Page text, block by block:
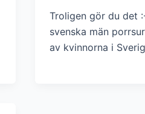
Troligen gör du det
svenska män
av kvinnorna i